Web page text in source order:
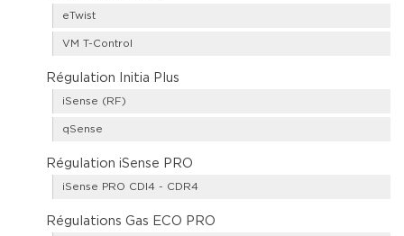
eTwist
VM T-Control
Régulation Initia Plus
iSense (RF)
qSense
Régulation iSense PRO
iSense PRO CDI4 - CDR4
Régulations Gas ECO PRO